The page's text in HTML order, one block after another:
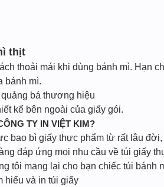
thịt
thoải mái khi dùng bánh mì. Hạn
bánh mì.
quảng bá thương hiệu
kế bên ngoài của giấy gói.
TY IN VIỆT KIM?
bao bì giấy thực phẩm từ rất lâu
đáp ứng mọi nhu cầu về túi giấy
tôi mang lại cho bạn chiếc túi bánh
hiểu và in túi giấy